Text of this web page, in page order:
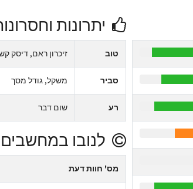
יתרונות
טוב זיכרון ראם, דיסק
סביר משקל, גודל מסך
רע שום דבר
לנובו במחשבים
מס' חוות דעת